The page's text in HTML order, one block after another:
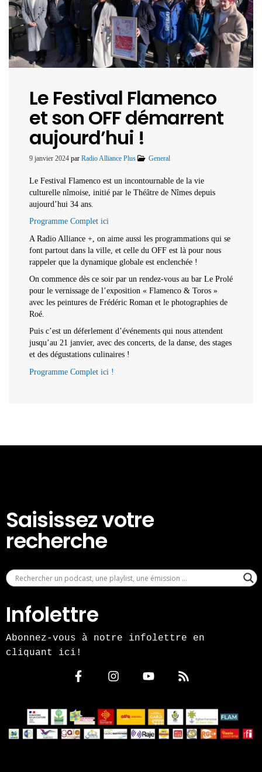
Le Festival Flamenco
et son OFF démarrent
aujourd’hui !
9 janvier 2024 par Radio Alliance Plus General
Le Festival Flamenco est un incontournable de la vie
culturelle nîmoise, initié par le Théâtre de Nîmes depuis
aujourd’hui 34 ans.
Programme Complet ici
A Radio Alliance +, on aime aussi les programmations qui se
font partout dans la ville, et celle du OFF est là pour nous
rappeler que la dynamique globale est enclenchée !
On commence dès ce soir par un rendez-vous au bar Le Prolé
pour le vernissage de l’exposition « Flamenco & Toros »
avec les peintures de Frédéric Roman et le photographies de
Roé.
Puis c’est un déferlement d’événements qui nous attendent
jusqu’au 21 janvier, avec des concerts, de la danse, des stages
et des dégustations culinaires !
Programme Complet ici !
Saisissez votre
recherche
Infolettre
Abonnez-vous à notre infolettre en
cliquant ici!